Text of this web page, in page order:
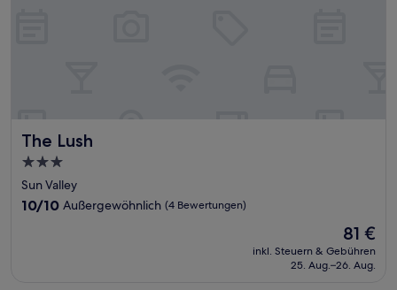
The Lush
The Lush
3.0-
Sterne-
Unterkunft
Sun Valley
10.0
10/10 Außergewöhnlich (4 Bewertungen)
Der
Preis
beträgt
81 €
inkl. Steuern & Gebühren
25. Aug.–26. Aug.